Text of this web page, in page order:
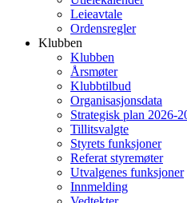
Leieavtale
Ordensregler
Klubben
Klubben
Årsmøter
Klubbtilbud
Organisasjonsdata
Strategisk plan 2026-
Tillitsvalgte
Styrets funksjoner
Referat styremøter
Utvalgenes funksjoner
Innmelding